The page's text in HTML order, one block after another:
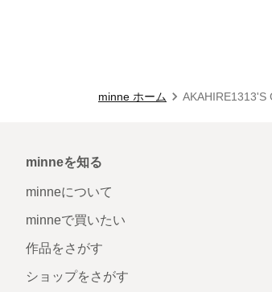
minne ホーム AKAHIRE1313'S
minneを知る
minneについて
minneで買いたい
作品をさがす
ショップをさがす